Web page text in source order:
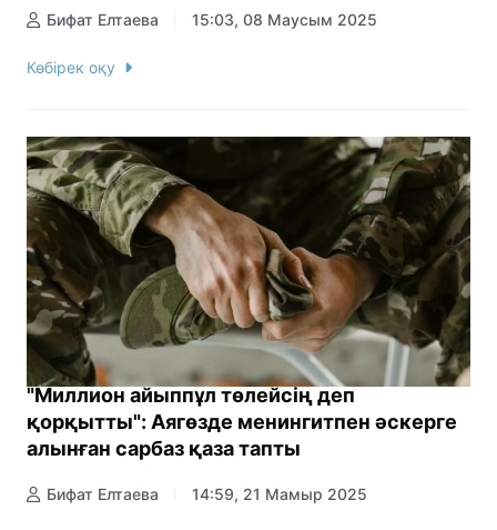
Бифат Елтаева 15:03, 08 Маусым 2025
Көбірек оқу
"Миллион айыппұл төлейсің деп
қорқытты": Аягөзде менингитпен әскерге
алынған сарбаз қаза тапты
Бифат Елтаева 14:59, 21 Мамыр 2025